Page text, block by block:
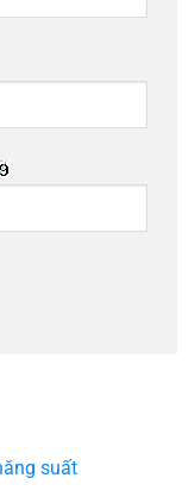
suất